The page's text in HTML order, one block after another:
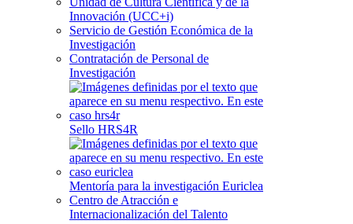
Innovación (UCC+i)
Servicio de Gestión Económica de la
Investigación
Contratación de Personal de
Investigación
Sello HRS4R
Mentoría para la investigación Euriclea
Centro de Atracción e
Internacionalización del Talento